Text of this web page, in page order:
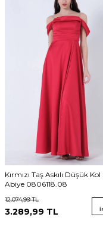
Kırmızı Taş Askılı Düşük
Abiye 0806118.08
12.074,99TL
3.289,99 TL